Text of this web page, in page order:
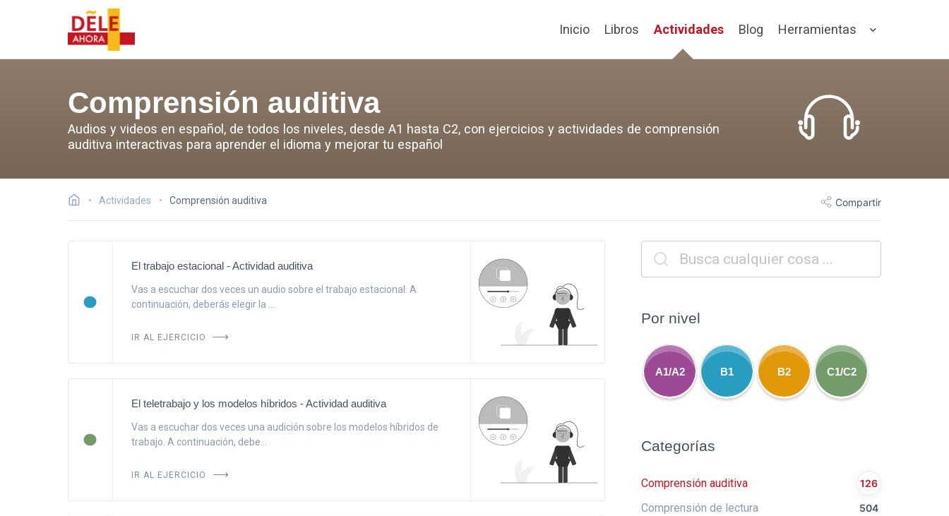
Inicio Libros Actividades Blog Herramientas
Comprensión auditiva
Audios y videos en español, de todos los niveles, desde A1 hasta C2, con ejercicios y actividades de comprensión
auditiva interactivas para aprender el idioma y mejorar tu español
Actividades Comprensión auditiva Compartir
El trabajo estacional - Actividad auditiva
Vas a escuchar dos veces un audio sobre el trabajo estacional. A
continuación, deberás elegir la ...
IR AL EJERCICIO
El teletrabajo y los modelos híbridos - Actividad auditiva
Vas a escuchar dos veces una audición sobre los modelos híbridos de
trabajo. A continuación, debe...
IR AL EJERCICIO
Por nivel
A1/A2 B1 B2 C1/C2
Categorías
Comprensión auditiva 126
Comprensión de lectura 504